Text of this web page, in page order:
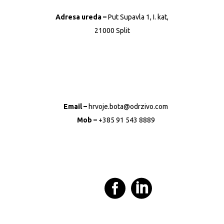
Adresa ureda –Put Supavla 1, I. kat,
21000 Split
Email – hrvoje.bota@odrzivo.com
Mob –+385 91 543 8889